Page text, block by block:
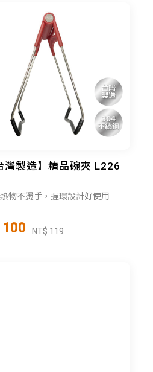
灣製造】精品碗夾 L226
物不燙手，握環設計好使用
100 NT$ 119